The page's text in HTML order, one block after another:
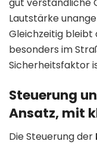
gut verständliche
Lautstärke
Gleichzeitig bleibt
besonders im
Sicherheitsfaktor
Steuerung
Ansatz, mit
Die Steuerung der